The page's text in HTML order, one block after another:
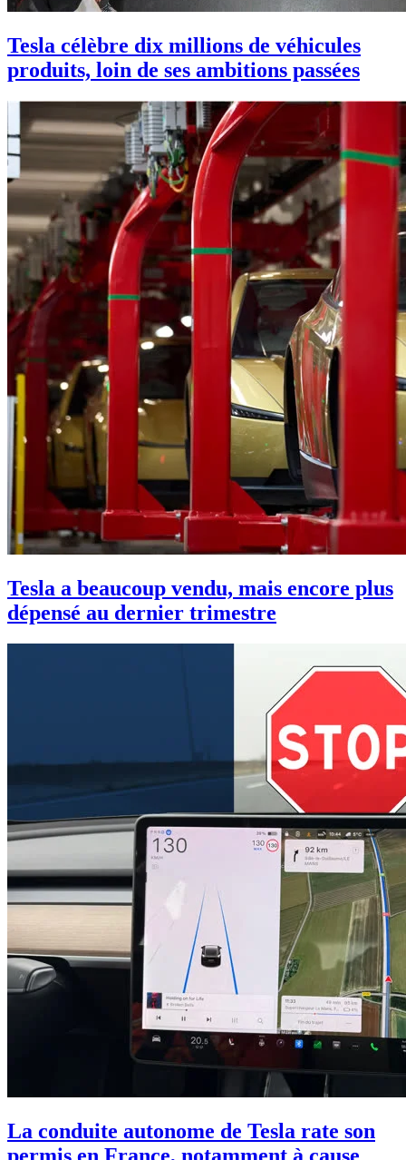
Tesla célèbre dix millions de véhicules
produits, loin de ses ambitions passées
Tesla a beaucoup vendu, mais encore plus
dépensé au dernier trimestre
La conduite autonome de Tesla rate son
permis en France, notamment à cause